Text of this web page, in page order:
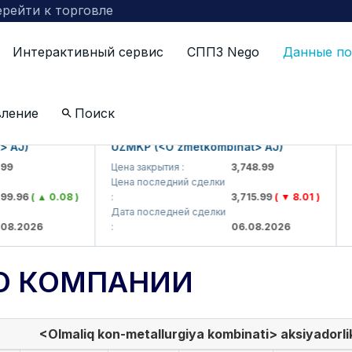
к торговле
Интерактивный сервис СППЗ Nego Данные
Поиск
( ▲ 0.08 )
UZMKP (<O'zmetkombinat> AJ)
Цена закрытия :
3,748.99
Цена последний сделки
3,715.99( ▼ 8.01 )
Дата последней сделки
06.08.2026
КОМПАНИИ
<Olmaliq kon-metallurgiya kombinati>